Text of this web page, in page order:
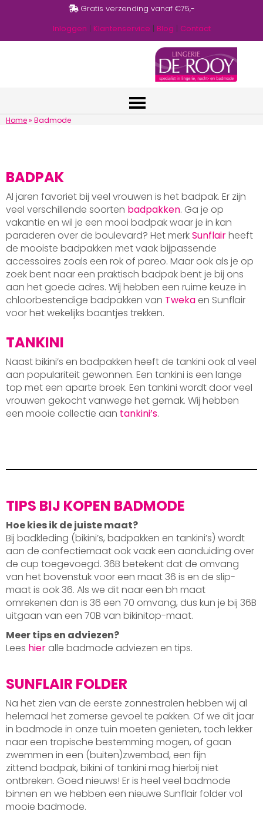
Gratis verzending vanaf €75,-
Inloggen | Klantenservice | Blog | Contact
Home» Badmode
BADPAK
Al jaren favoriet bij veel vrouwen is het badpak. Er zijn
veel verschillende soorten badpakken. Ga je op
vakantie en wil je een mooi badpak waar je in kan
paraderen over de boulevard? Het merkSunflairheeft
de mooiste badpakken met vaak bijpassende
accessoires zoals een rok of pareo. Maar ook als je op
zoek bent naar een praktisch badpak bent je bij ons
aan het goede adres. Wij hebben een ruime keuze in
chloorbestendige badpakken van Tweka en Sunflair
voor het wekelijks baantjes trekken.
TANKINI
Naast bikini’s en badpakken heeft de tankini ook al veel
aan populariteit gewonnen. Een tankini is een lange
top met een aparte broek. Een tankini wordt door veel
vrouwen gekocht vanwege het gemak. Wij hebben
een mooie collectie aan tankini’s.
TIPS BIJ KOPEN BADMODE
Hoe kies ik de juiste maat?
Bij badkleding (bikini’s, badpakken en tankini’s) wordt
aan de confectiemaat ook vaak een aanduiding over
de cup toegevoegd. 36B betekent dat de omvang
van het bovenstuk voor een maat 36 is en de slip-
maat is ook 36. Als we dit naar een bh maat
omrekenen dan is 36 een 70 omvang, dus kun je bij 36B
uitgaan van een 70B van bikinitop-maat.
Meer tips en adviezen?
Lees hier alle badmode adviezen en tips.
SUNFLAIR FOLDER
Na het zien van de eerste zonnestralen hebben wij al
helemaal het zomerse gevoel te pakken. Of we dit jaar
in badmode in onze tuin moeten genieten, toch lekker
naar een tropische bestemming mogen, of gaan
zwemmen in een (buiten)zwembad, een fijn
zittend badpak, bikini of tankini mag hierbij niet
ontbreken. Goed nieuws! Er is heel veel badmode
binnen en we hebben een nieuwe Sunflair folder vol
mooie badmode.